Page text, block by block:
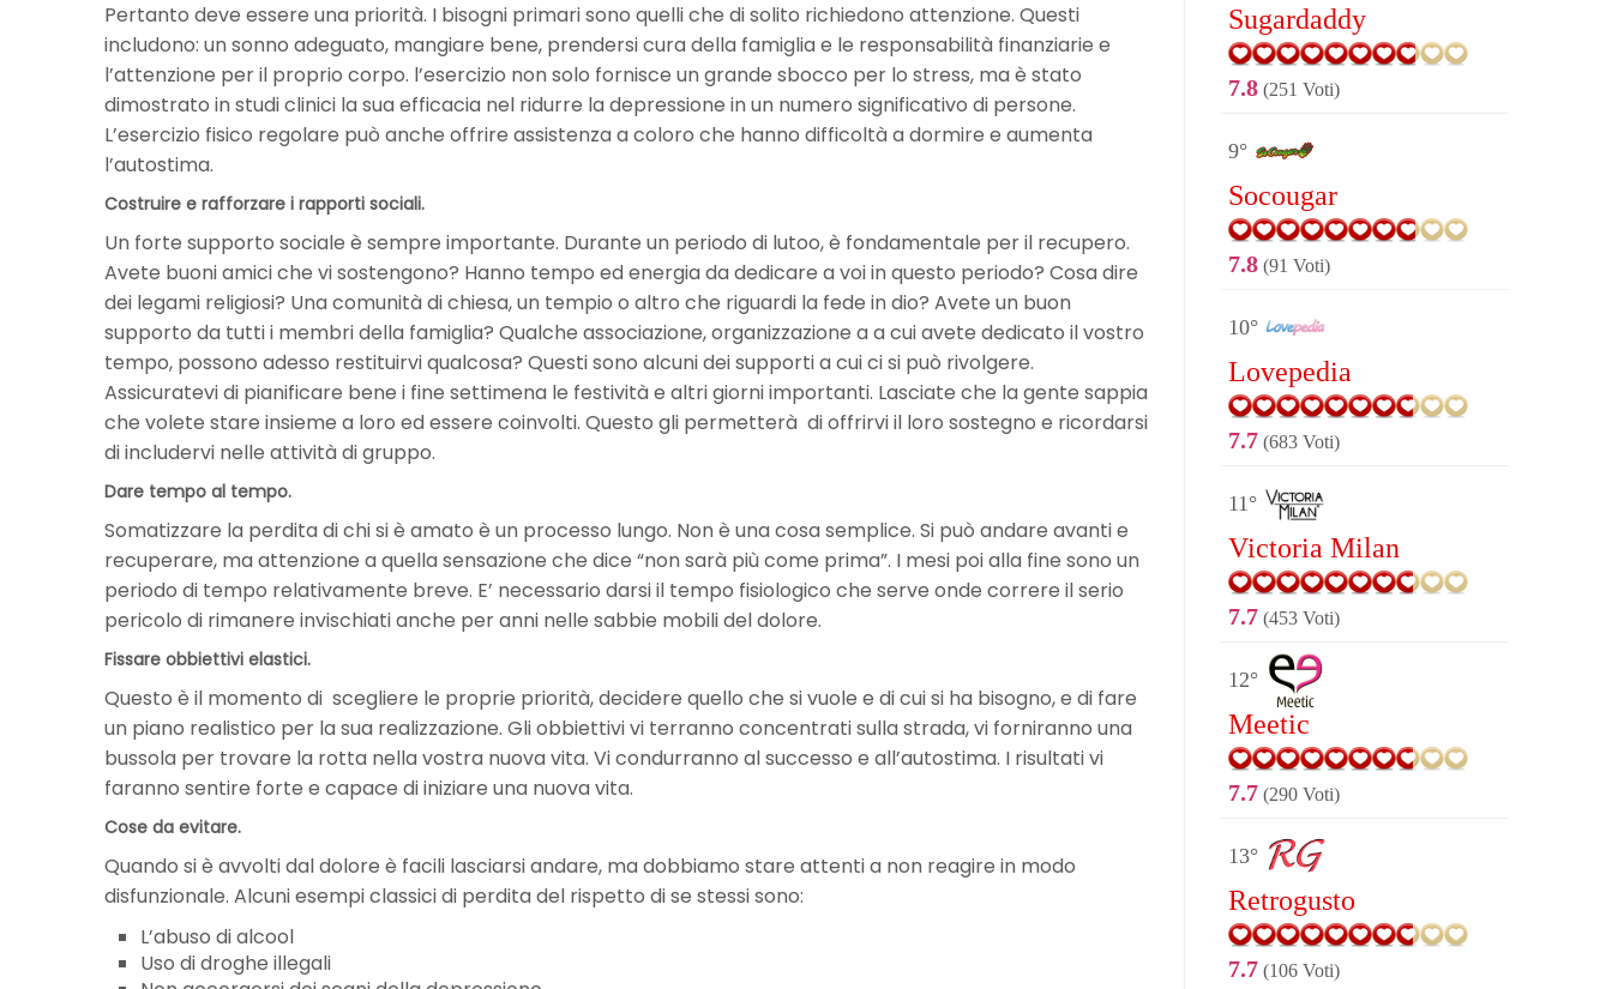
Pertanto deve essere una priorità. I bisogni primari sono quelli che di solito richiedono attenzione. Questi
includono: un sonno adeguato, mangiare bene, prendersi cura della famiglia e le responsabilità finanziarie e
l’attenzione per il proprio corpo. l’esercizio non solo fornisce un grande sbocco per lo stress, ma è stato
dimostrato in studi clinici la sua efficacia nel ridurre la depressione in un numero significativo di persone.
L’esercizio fisico regolare può anche offrire assistenza a coloro che hanno difficoltà a dormire e aumenta
l’autostima.
Costruire e rafforzare i rapporti sociali.
Un forte supporto sociale è sempre importante. Durante un periodo di lutoo, è fondamentale per il recupero.
Avete buoni amici che vi sostengono? Hanno tempo ed energia da dedicare a voi in questo periodo? Cosa dire
dei legami religiosi? Una comunità di chiesa, un tempio o altro che riguardi la fede in dio? Avete un buon
supporto da tutti i membri della famiglia? Qualche associazione, organizzazione a a cui avete dedicato il vostro
tempo, possono adesso restituirvi qualcosa? Questi sono alcuni dei supporti a cui ci si può rivolgere.
Assicuratevi di pianificare bene i fine settimena le festività e altri giorni importanti. Lasciate che la gente sappia
che volete stare insieme a loro ed essere coinvolti. Questo gli permetterà di offrirvi il loro sostegno e ricordarsi
di includervi nelle attività di gruppo.
Dare tempo al tempo.
Somatizzare la perdita di chi si è amato è un processo lungo. Non è una cosa semplice. Si può andare avanti e
recuperare, ma attenzione a quella sensazione che dice “non sarà più come prima”. I mesi poi alla fine sono un
periodo di tempo relativamente breve. E’ necessario darsi il tempo fisiologico che serve onde correre il serio
pericolo di rimanere invischiati anche per anni nelle sabbie mobili del dolore.
Fissare obbiettivi elastici.
Questo è il momento di scegliere le proprie priorità, decidere quello che si vuole e di cui si ha bisogno, e di fare
un piano realistico per la sua realizzazione. Gli obbiettivi vi terranno concentrati sulla strada, vi forniranno una
bussola per trovare la rotta nella vostra nuova vita. Vi condurranno al successo e all’autostima. I risultati vi
faranno sentire forte e capace di iniziare una nuova vita.
Cose da evitare.
Quando si è avvolti dal dolore è facili lasciarsi andare, ma dobbiamo stare attenti a non reagire in modo
disfunzionale. Alcuni esempi classici di perdita del rispetto di se stessi sono:
L’abuso di alcool
Uso di droghe illegali
Sugardaddy
7.8 (251 Voti)
9°
Socougar
7.8 (91 Voti)
10°
Lovepedia
7.7 (683 Voti)
11°
Victoria Milan
7.7 (453 Voti)
12°
Meetic
7.7 (290 Voti)
13°
Retrogusto
7.7 (106 Voti)